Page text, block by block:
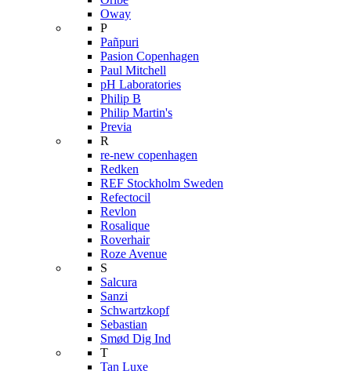
Oway
P
Pañpuri
Pasion Copenhagen
Paul Mitchell
pH Laboratories
Philip B
Philip Martin's
Previa
R
re-new copenhagen
Redken
REF Stockholm Sweden
Refectocil
Revlon
Rosalique
Roverhair
Roze Avenue
S
Salcura
Sanzi
Schwartzkopf
Sebastian
Smød Dig Ind
T
Tan Luxe